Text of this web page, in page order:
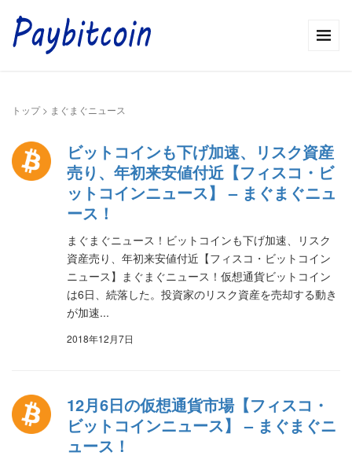
トップ> まぐまぐニュース
ビットコインも下げ加速、リスク資産
売り、年初来安値付近【フィスコ・ビ
ットコインニュース】 – まぐまぐニュ
ース！
まぐまぐニュース！ビットコインも下げ加速、リスク
資産売り、年初来安値付近【フィスコ・ビットコイン
ニュース】まぐまぐニュース！仮想通貨ビットコイン
は6日、続落した。投資家のリスク資産を売却する動き
が加速...
2018年12月7日
12月6日の仮想通貨市場【フィスコ・
ビットコインニュース】 – まぐまぐニ
ュース！